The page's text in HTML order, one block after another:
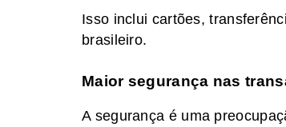
Isso inclui cartões,
brasileiro.
Maior segurança nas
A segurança é uma